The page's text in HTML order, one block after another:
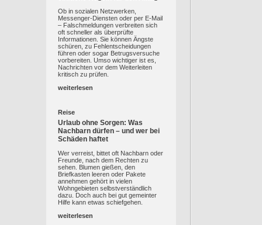
Ob in sozialen Netzwerken,
Messenger-Diensten oder per E-Mail
– Falschmeldungen verbreiten sich
oft schneller als überprüfte
Informationen. Sie können Ängste
schüren, zu Fehlentscheidungen
führen oder sogar Betrugsversuche
vorbereiten. Umso wichtiger ist es,
Nachrichten vor dem Weiterleiten
kritisch zu prüfen.
weiterlesen
Reise
Urlaub ohne Sorgen: Was
Nachbarn dürfen – und wer bei
Schäden haftet
Wer verreist, bittet oft Nachbarn oder
Freunde, nach dem Rechten zu
sehen. Blumen gießen, den
Briefkasten leeren oder Pakete
annehmen gehört in vielen
Wohngebieten selbstverständlich
dazu. Doch auch bei gut gemeinter
Hilfe kann etwas schiefgehen.
weiterlesen